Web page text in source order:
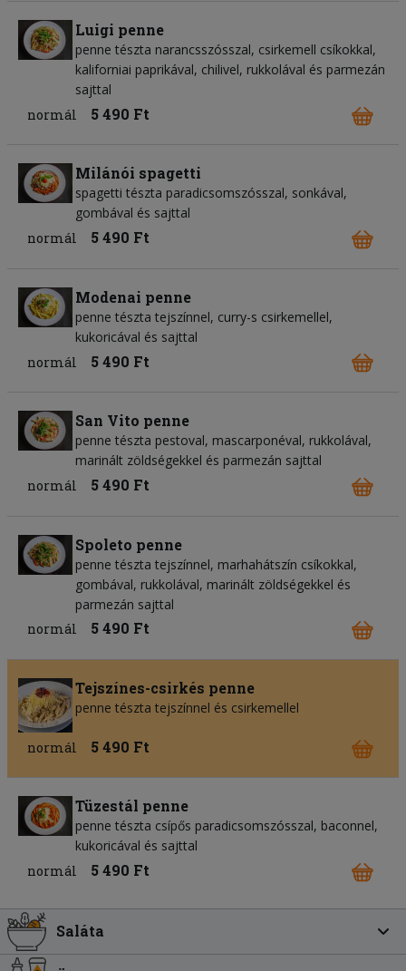
Luigi penne
penne tészta narancsszósszal, csirkemell csíkokkal,
kaliforniai paprikával, chilivel, rukkolával és parmezán
sajttal
normál
5 490 Ft
Milánói spagetti
spagetti tészta paradicsomszósszal, sonkával,
gombával és sajttal
normál
5 490 Ft
Modenai penne
penne tészta tejszínnel, curry-s csirkemellel,
kukoricával és sajttal
normál
5 490 Ft
San Vito penne
penne tészta pestoval, mascarponéval, rukkolával,
marinált zöldségekkel és parmezán sajttal
normál
5 490 Ft
Spoleto penne
penne tészta tejszínnel, marhahátszín csíkokkal,
gombával, rukkolával, marinált zöldségekkel és
parmezán sajttal
normál
5 490 Ft
Tejszínes-csirkés penne
penne tészta tejszínnel és csirkemellel
normál 5 490 Ft
Tüzestál penne
penne tészta csípős paradicsomszósszal, baconnel,
kukoricával és sajttal
normál
5 490 Ft
Saláta